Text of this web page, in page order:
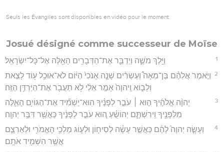
Seuls les Évangiles sont disponibles en vidéo pour le moment.
Josué désigné comme successeur de Moïse
1 וַיֵּ֖לֶךְ מֹשֶׁ֑ה וַיְדַבֵּ֛ר אֶת־הַדְּבָרִ֥ים הָאֵ֖לֶּה אֶל־כָּל־יִשְׂרָאֵֽל׃
2
וַיֹּ֣אמֶר אֲלֵהֶ֗ם בֶּן־מֵאָה֩ וְעֶשְׂרִ֨ים שָׁנָ֤ה אָנֹכִי֙ הַיּ֔וֹם לֹא־אוּכַ֥ל ע֖וֹד לָצֵ֣את
וְלָב֑וֹא וַֽיהוָה֙ אָמַ֣ר אֵלַ֔י לֹ֥א תַעֲבֹ֖ר אֶת־הַיַּרְדֵּ֥ן הַזֶּֽה׃
3
יְהוָ֨ה אֱלֹהֶ֜יךָ ה֣וּא ׀ עֹבֵ֣ר לְפָנֶ֗יךָ הֽוּא־יַשְׁמִ֞יד אֶת־הַגּוֹיִ֥ם הָאֵ֛לֶּה
מִלְּפָנֶ֖יךָ וִֽירִשְׁתָּ֑ם יְהוֹשֻׁ֗עַ ה֚וּא עֹבֵ֣ר לְפָנֶ֔יךָ כַּאֲשֶׁ֖ר דִּבֶּ֥ר יְהוָֽה׃
4
וְעָשָׂ֤ה יְהוָה֙ לָהֶ֔ם כַּאֲשֶׁ֣ר עָשָׂ֗ה לְסִיח֥וֹן וּלְע֛וֹג מַלְכֵ֥י הָאֱמֹרִ֖י וּלְאַרְצָ֑ם
אֲשֶׁ֥ר הִשְׁמִ֖יד אֹתָֽם׃